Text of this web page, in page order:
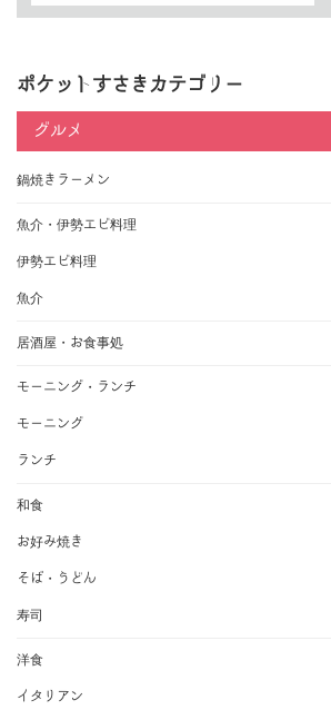
ポケットすさきカテゴリー
グルメ
鍋焼きラーメン
魚介・伊勢エビ料理
伊勢エビ料理
魚介
居酒屋・お食事処
モーニング・ランチ
モーニング
ランチ
和食
お好み焼き
そば・うどん
寿司
洋食
イタリアン